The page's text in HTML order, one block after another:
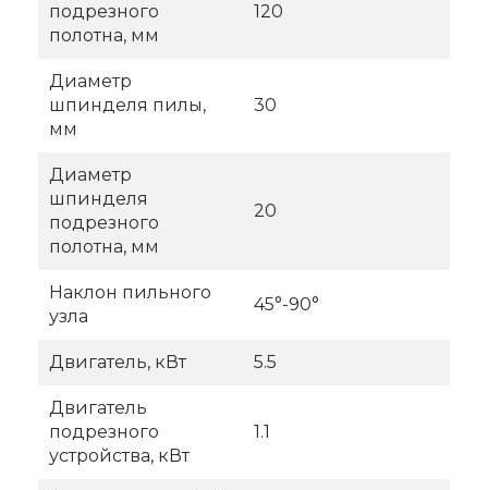
подрезного
полотна, мм
120
Диаметр
шпинделя пилы,
мм
30
Диаметр
шпинделя
подрезного
полотна, мм
20
Наклон пильного
узла
45°-90°
Двигатель, кВт 5.5
Двигатель
подрезного
устройства, кВт
1.1